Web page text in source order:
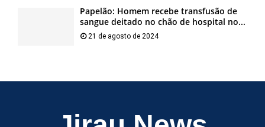
Papelão: Homem recebe transfusão de
sangue deitado no chão de hospital no...
21 de agosto de 2024